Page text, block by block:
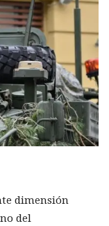
dimensión
del